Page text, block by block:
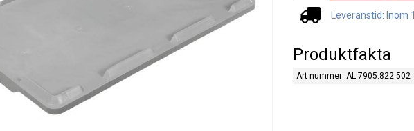
Leveranstid: Inom
Produktfakta
Art nummer: AL 7905.822.502